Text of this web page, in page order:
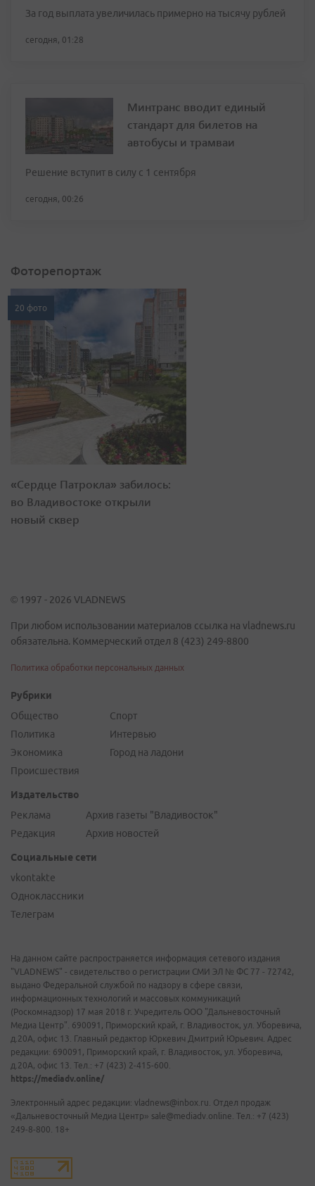
За год выплата увеличилась примерно на тысячу рублей
сегодня, 01:28
Минтранс вводит единый
стандарт для билетов на
автобусы и трамваи
Решение вступит в силу с 1 сентября
сегодня, 00:26
Фоторепортаж
20 фото
«Сердце Патрокла» забилось:
во Владивостоке открыли
новый сквер
© 1997 - 2026 VLADNEWS
При любом использовании материалов ссылка на vladnews.ru
обязательна. Коммерческий отдел 8 (423) 249-8800
Политика обработки персональных данных
Рубрики
Общество
Политика
Экономика
Происшествия
Спорт
Интервью
Город на ладони
Издательство
Реклама
Редакция
Архив газеты "Владивосток"
Архив новостей
Социальные сети
vkontakte
Одноклассники
Телеграм
На данном сайте распространяется информация сетевого издания
"VLADNEWS" - свидетельство о регистрации СМИ ЭЛ № ФС 77 - 72742,
выдано Федеральной службой по надзору в сфере связи,
информационных технологий и массовых коммуникаций
(Роскомнадзор) 17 мая 2018 г. Учредитель ООО "Дальневосточный
Медиа Центр". 690091, Приморский край, г. Владивосток, ул. Уборевича,
д.20А, офис 13. Главный редактор Юркевич Дмитрий Юрьевич. Адрес
редакции: 690091, Приморский край, г. Владивосток, ул. Уборевича,
д.20А, офис 13. Тел.: +7 (423) 2-415-600.
https://mediadv.online/
Электронный адрес редакции: vladnews@inbox.ru. Отдел продаж
«Дальневосточный Медиа Центр» sale@mediadv.online. Тел.: +7 (423)
249-8-800. 18+